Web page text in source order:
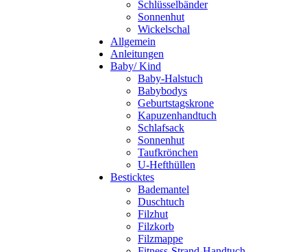
Schlüsselbänder
Sonnenhut
Wickelschal
Allgemein
Anleitungen
Baby/ Kind
Baby-Halstuch
Babybodys
Geburtstagskrone
Kapuzenhandtuch
Schlafsack
Sonnenhut
Taufkrönchen
U-Hefthüllen
Besticktes
Bademantel
Duschtuch
Filzhut
Filzkorb
Filzmappe